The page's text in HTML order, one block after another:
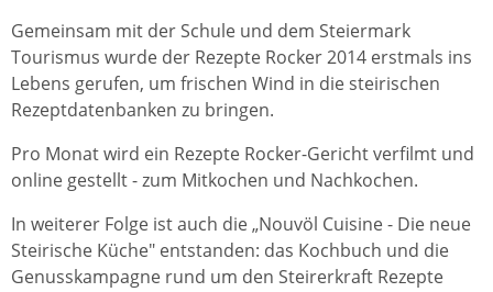
Gemeinsam mit der Schule und dem Steiermark
Tourismus wurde der Rezepte Rocker 2014 erstmals ins
Lebens gerufen, um frischen Wind in die steirischen
Rezeptdatenbanken zu bringen.
Pro Monat wird ein Rezepte Rocker-Gericht verfilmt und
online gestellt - zum Mitkochen und Nachkochen.
In weiterer Folge ist auch die „Nouvöl Cuisine - Die neue
Steirische Küche" entstanden: das Kochbuch und die
Genusskampagne rund um den Steirerkraft Rezepte